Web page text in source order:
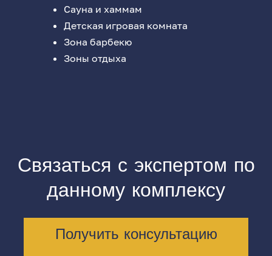
Сауна и хаммам
Детская игровая комната
Зона барбекю
Зоны отдыха
Связаться с экспертом по
данному комплексу
Получить консультацию